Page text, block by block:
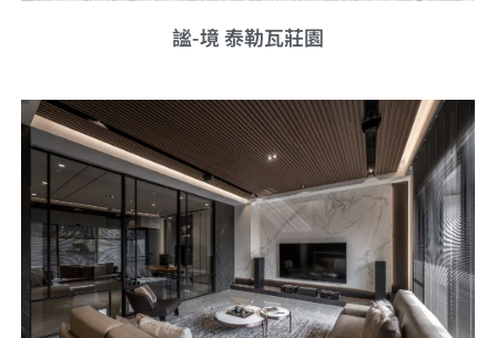
謐-境 泰勒瓦莊園